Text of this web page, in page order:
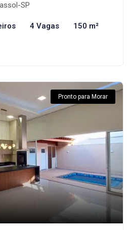
SP
4 Vagas 150 m²
Pronto para Morar